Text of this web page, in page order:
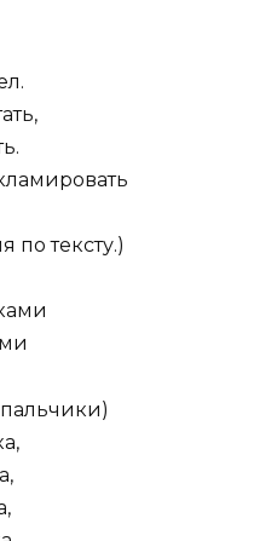
по тексту.)